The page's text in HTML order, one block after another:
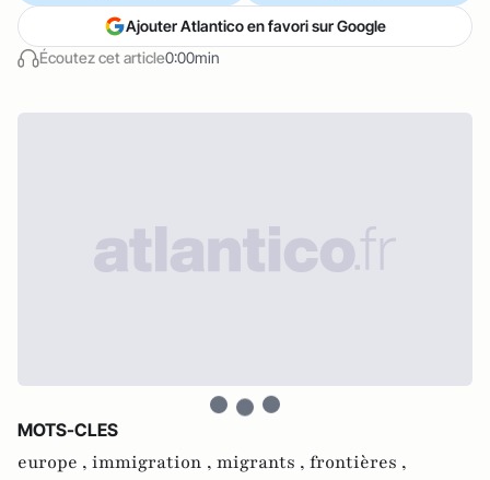
Écoutez cet article0:00min
Ajouter Atlantico en favori sur Google
MOTS-CLES
europe , immigration , migrants , frontières ,